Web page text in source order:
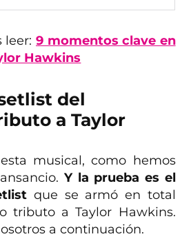
leer: 9 momentos clave en
Hawkins
del
a Taylor
musical, como hemos
Y la prueba es el
que se armó en total
tributo a Taylor Hawkins.
a continuación.